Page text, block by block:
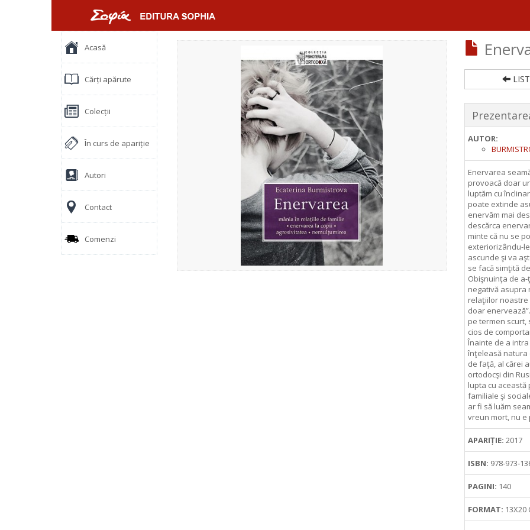
Acasă
Cărți apărute
Colecții
În curs de apariție
Autori
Contact
Comenzi
AUTOR:
Enervarea
provoacă doar
luptăm cu
poate extinde
enervăm mai
descărca
minte că nu se
exteriorizându-
ascunde şi va
se facă simţită
Obişnuinţa de
negativă asupra
relaţiilor noastre
doar
pe termen scurt,
cios de
Înainte de a
înţeleasă natura
de faţă, al cărei
ortodocşi din
lupta cu
familiale şi
ar fi să luăm
vreun mort, nu e
APARIȚIE: 2017
ISBN:
PAGINI: 140
FORMAT: 13X20